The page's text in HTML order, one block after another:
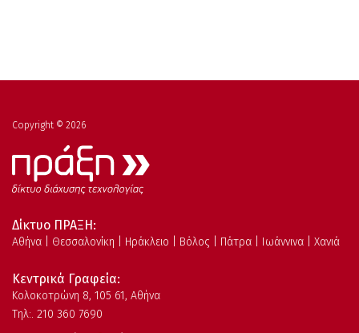
Copyright © 2026
Δίκτυο ΠΡΑΞΗ:
Αθήνα | Θεσσαλονίκη | Ηράκλειο | Βόλος | Πάτρα | Ιωάννινα | Χανιά
Κεντρικά Γραφεία:
Kολοκοτρώνη 8, 105 61, Αθήνα
Τηλ:. 210 360 7690